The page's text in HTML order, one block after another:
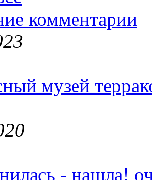
комментарии
музей
- нашла!